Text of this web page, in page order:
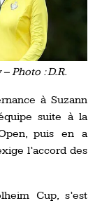
Photo : D.R.
à Suzann
suite à la
puis en a
l’accord des
Cup, s’est